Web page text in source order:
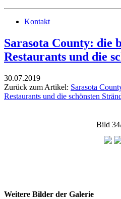
Kontakt
Sarasota County: die
Restaurants und die
30.07.2019
Zurück zum Artikel: Sarasota
Restaurants und die schönsten
Bild
Weitere Bilder der Galerie